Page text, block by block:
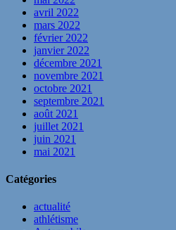
avril 2022
mars 2022
février 2022
janvier 2022
décembre 2021
novembre 2021
octobre 2021
septembre 2021
août 2021
juillet 2021
juin 2021
mai 2021
Catégories
actualité
athlétisme